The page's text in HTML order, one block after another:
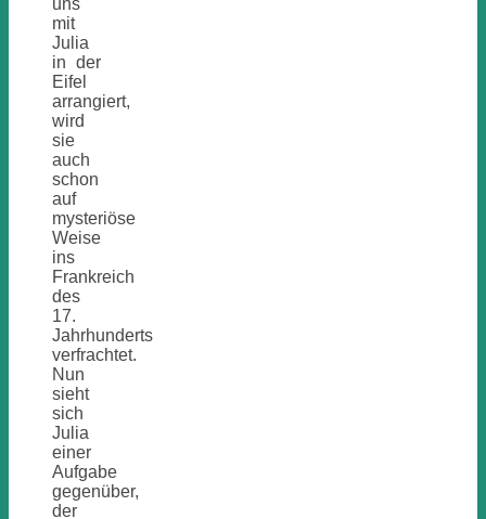
mit
Julia
in der
Eifel
arrangiert,
wird
sie
auch
schon
auf
mysteriöse
Weise
ins
Frankreich
des
17.
Jahrhunderts
verfrachtet.
Nun
sieht
sich
Julia
einer
Aufgabe
gegenüber,
der